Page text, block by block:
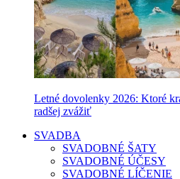
Letné dovolenky 2026: Ktoré
radšej zvážiť
SVADBA
SVADOBNÉ ŠATY
SVADOBNÉ ÚČESY
SVADOBNÉ LÍČENIE